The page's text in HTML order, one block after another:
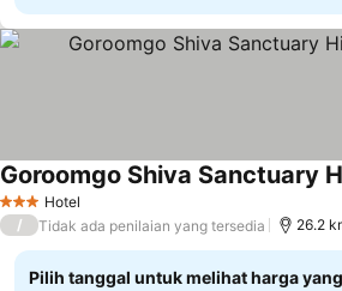
3 BintangHotel
Goroomgo Shiva Sanctuary
/ Tidak ada penilaian yang tersedia 26.2
Pilih tanggal untuk melihat harga yang